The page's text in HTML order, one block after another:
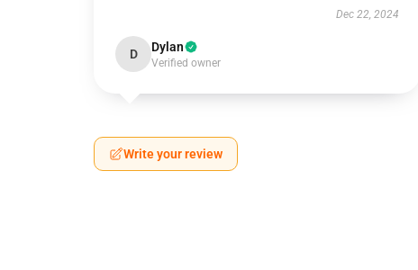
Dec 22, 2024
D Dylan
Verified owner
Write your review